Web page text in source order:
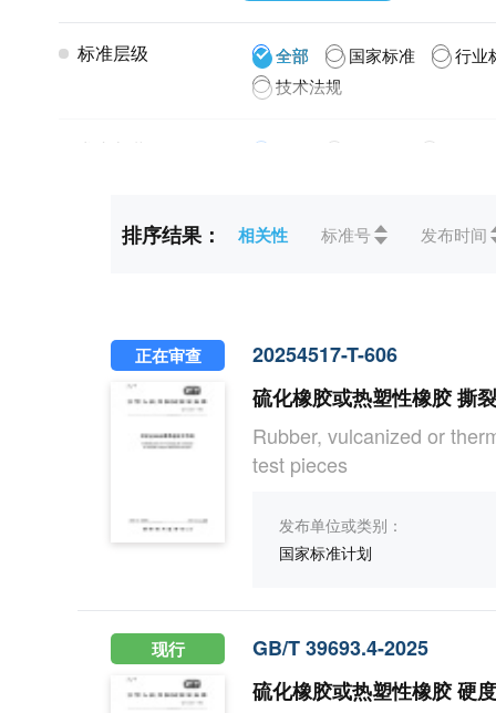
标准层级 全部 国家标准
行业
技术法规
发布年代
CCS 全部 G化工(3)
排序结果： 相关性 标准号 发布时间
正在审查
20254517-T-606
硫化橡胶或热塑性橡胶 撕
Rubber, vulcanized or
test pieces
发布单位或类别：
国家标准计划
现行
GB/T 39693.4-2025
硫化橡胶或热塑性橡胶 硬